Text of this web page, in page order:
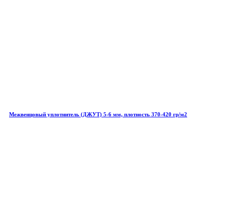
Межвенцовый уплотнитель (ДЖУТ) 5-6 мм, плотность 370-420 гр/м2